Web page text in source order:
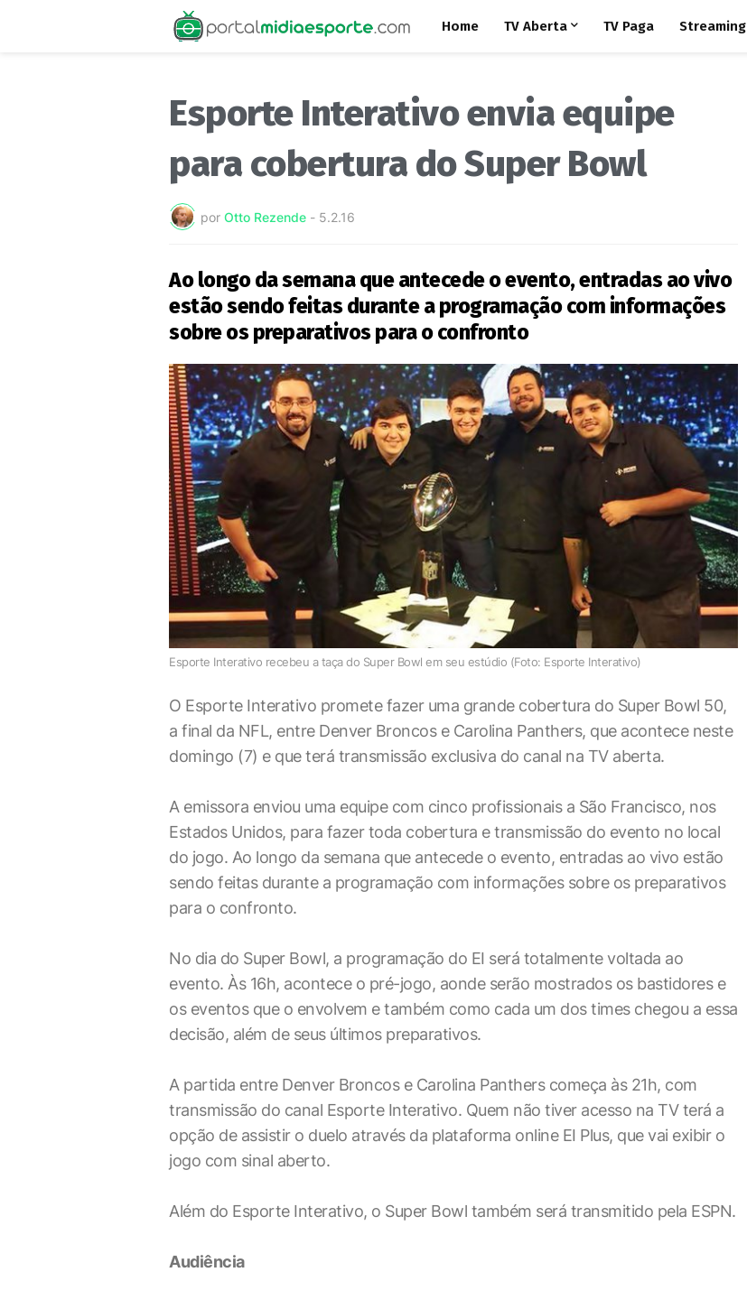
Home TV Aberta TV Paga Streaming
Esporte Interativo envia equipe
para cobertura do Super Bowl
por Otto Rezende - 5.2.16
Ao longo da semana que antecede o evento, entradas ao vivo
estão sendo feitas durante a programação com informações
sobre os preparativos para o confronto
Esporte Interativo recebeu a taça do Super Bowl em seu estúdio (Foto: Esporte Interativo)
O Esporte Interativo promete fazer uma grande cobertura do Super Bowl 50,
a final da NFL, entre Denver Broncos e Carolina Panthers, que acontece neste
domingo (7) e que terá transmissão exclusiva do canal na TV aberta.
A emissora enviou uma equipe com cinco profissionais a São Francisco, nos
Estados Unidos, para fazer toda cobertura e transmissão do evento no local
do jogo. Ao longo da semana que antecede o evento, entradas ao vivo estão
sendo feitas durante a programação com informações sobre os preparativos
para o confronto.
No dia do Super Bowl, a programação do EI será totalmente voltada ao
evento. Às 16h, acontece o pré-jogo, aonde serão mostrados os bastidores e
os eventos que o envolvem e também como cada um dos times chegou a essa
decisão, além de seus últimos preparativos.
A partida entre Denver Broncos e Carolina Panthers começa às 21h, com
transmissão do canal Esporte Interativo. Quem não tiver acesso na TV terá a
opção de assistir o duelo através da plataforma online EI Plus, que vai exibir o
jogo com sinal aberto.
Além do Esporte Interativo, o Super Bowl também será transmitido pela ESPN.
Audiência